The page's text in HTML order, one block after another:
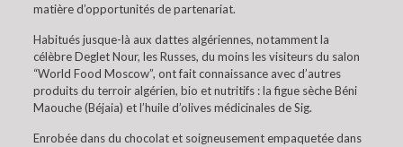
matière d’opportunités de partenariat.
Habitués jusque-là aux dattes algériennes, notamment la
célèbre Deglet Nour, les Russes, du moins les visiteurs du salon
“World Food Moscow”, ont fait connaissance avec d’autres
produits du terroir algérien, bio et nutritifs : la figue sèche Béni
Maouche (Béjaia) et l’huile d’olives médicinales de Sig.
Enrobée dans du chocolat et soigneusement empaquetée dans